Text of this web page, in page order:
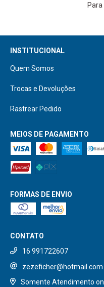
Para
Quem Somos
Trocas e Devoluções
Rastrear Pedido
MEIOS DE PAGAMENTO
FORMAS DE ENVIO
CONTATO
16 991722607
zezeficher@hotmail.com
Somente Atendimento